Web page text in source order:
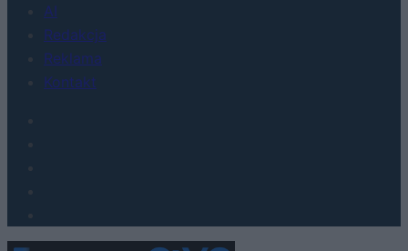
AI
Redakcja
Reklama
Kontakt